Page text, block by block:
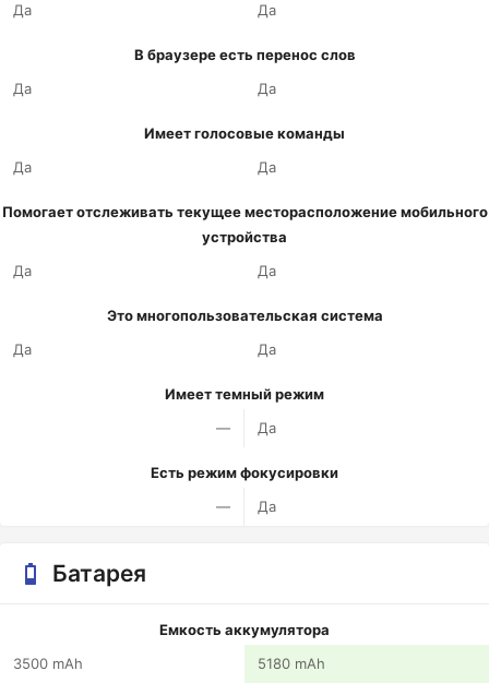
Да
Да
В браузере есть перенос слов
Да
Да
Имеет голосовые команды
Да
Да
Помогает отслеживать текущее месторасположение мобильного
устройства
Да
Да
Это многопользовательская система
Да
Да
Имеет темный режим
—
Да
Есть режим фокусировки
—
Да
Батарея
Емкость аккумулятора
3500 mAh
5180 mAh